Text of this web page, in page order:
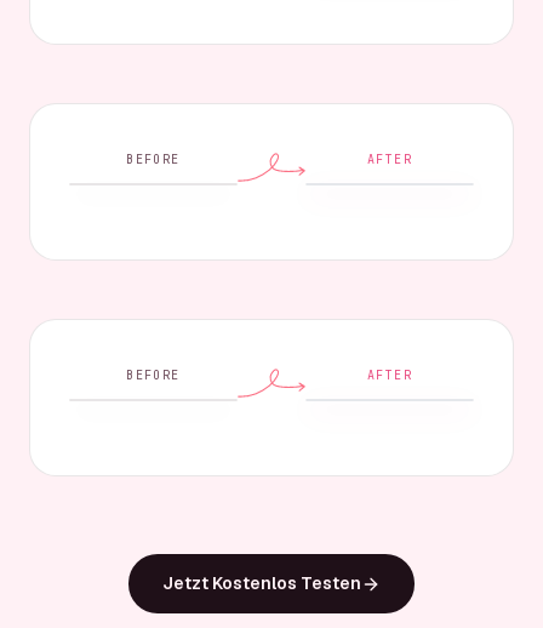
BEFORE AFTER
BEFORE AFTER
Jetzt Kostenlos Testen